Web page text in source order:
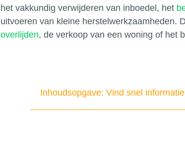
het vakkundig verwijderen van inboedel, het
uitvoeren van kleine herstelwerkzaamheden.
overlijden, de verkoop van een woning of het
Inhoudsopgave: Vind snel